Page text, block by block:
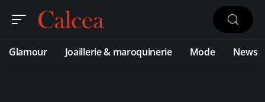
Glamour Joaillerie & maroquinerie Mode News